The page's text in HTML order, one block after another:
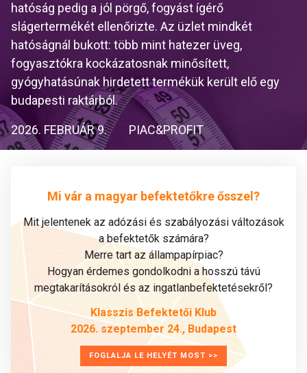
hatóság pedig a jól pörgő, fogyást ígérő
slágertermékét ellenőrizte. Az üzlet mindkét
hatóságnál bukott: több mint hatezer üveg,
fogyasztókra kockázatosnak minősített,
gyógyhatásúnak hirdetett termékük került elő egy
budapesti raktárból.
2026. FEBRUÁR 9. PIAC&PROFIT
Mi vár a magyar befektetőkre ősszel?
Mit jelentenek az adózási és szabályozási változások
a befektetők számára?
Merre tart az állampapírpiac?
Hogyan érdemes gondolkodni a hosszú távú
megtakarításokról és az ingatlanbefektetésekről?
Klasszis Befektetői Klub
2026. szeptember 24., Budapest
FOGLALJA LE HELYÉT MOST >>